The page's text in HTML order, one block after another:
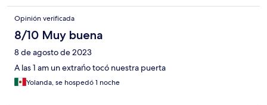
Opinión verificada
8/10 Muy buena
8 de agosto de 2023
A las 1 am un extrańo tocó nuestra puerta
Yolanda, se hospedó 1 noche